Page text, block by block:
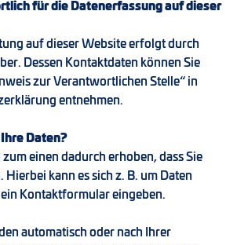
für die Datenerfassung auf dieser
auf dieser Website erfolgt durch
Dessen Kontaktdaten können Sie
zur Verantwortlichen Stelle“ in
entnehmen.
Daten?
zum einen dadurch erhoben, dass Sie
Hierbei kann es sich z. B. um Daten
ein Kontaktformular eingeben.
automatisch oder nach Ihrer